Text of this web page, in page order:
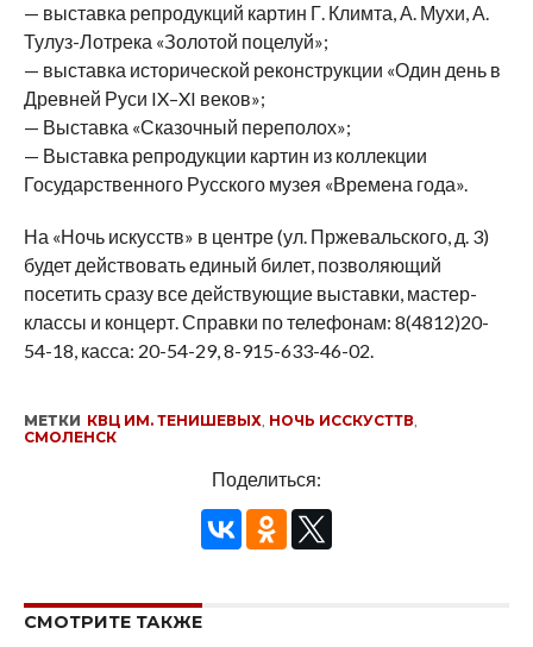
— выставка репродукций картин Г. Климта, А. Мухи, А.
Тулуз-Лотрека «Золотой поцелуй»;
— выставка исторической реконструкции «Один день в
Древней Руси IX–XI веков»;
— Выставка «Сказочный переполох»;
— Выставка репродукции картин из коллекции
Государственного Русского музея «Времена года».
На «Ночь искусств» в центре (ул. Пржевальского, д. 3)
будет действовать единый билет, позволяющий
посетить сразу все действующие выставки, мастер-
классы и концерт. Справки по телефонам: 8(4812)20-
54-18, касса: 20-54-29, 8-915-633-46-02.
МЕТКИ КВЦ ИМ. ТЕНИШЕВЫХ, НОЧЬ ИССКУСТТВ,
СМОЛЕНСК
Поделиться:
СМОТРИТЕ ТАКЖЕ